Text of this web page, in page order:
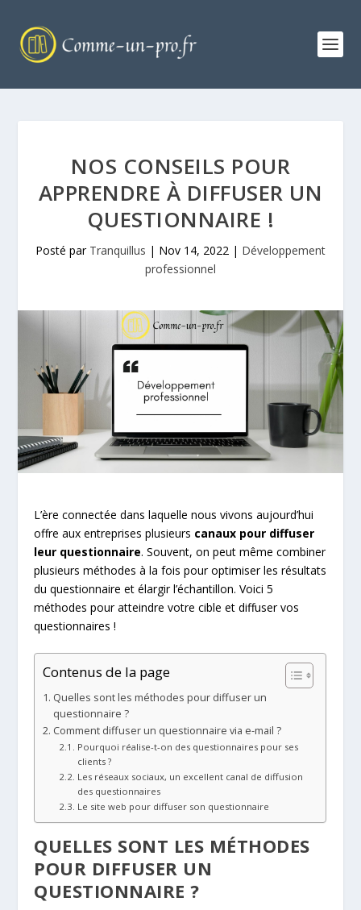
NOS CONSEILS POUR
APPRENDRE À DIFFUSER UN
QUESTIONNAIRE !
Posté par Tranquillus | Nov 14, 2022 | Développement
professionnel
L’ère connectée dans laquelle nous vivons aujourd’hui
offre aux entreprises plusieurs canaux pour diffuser
leur questionnaire. Souvent, on peut même combiner
plusieurs méthodes à la fois pour optimiser les résultats
du questionnaire et élargir l’échantillon. Voici 5
méthodes pour atteindre votre cible et diffuser vos
questionnaires !
Contenus de la page
Quelles sont les méthodes pour diffuser un
questionnaire ?
Comment diffuser un questionnaire via e-mail ?
Pourquoi réalise-t-on des questionnaires pour ses
clients ?
Les réseaux sociaux, un excellent canal de diffusion
des questionnaires
Le site web pour diffuser son questionnaire
QUELLES SONT LES MÉTHODES
POUR DIFFUSER UN
QUESTIONNAIRE ?